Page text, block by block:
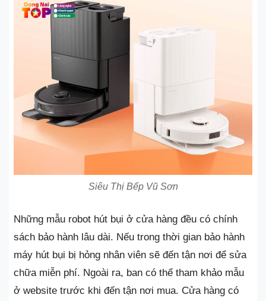
Siêu Thị Bếp Vũ Sơn
Những mẫu robot hút bụi ở cửa hàng đều có chính
sách bảo hành lâu dài. Nếu trong thời gian bảo hành
máy hút bụi bị hỏng nhân viên sẽ đến tận nơi để sửa
chữa miễn phí. Ngoài ra, ban có thể tham khảo mẫu
ở website trước khi đến tận nơi mua. Cửa hàng có